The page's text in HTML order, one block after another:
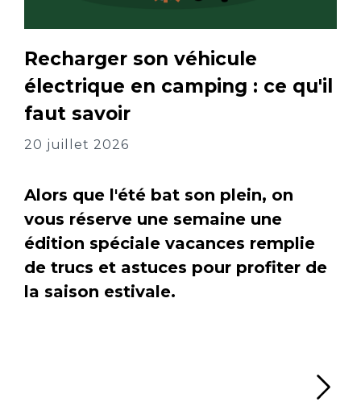
Recharger son véhicule
électrique en camping : ce qu'il
faut savoir
20 juillet 2026
Alors que l'été bat son plein, on
vous réserve une semaine une
édition spéciale vacances remplie
de trucs et astuces pour profiter de
la saison estivale.